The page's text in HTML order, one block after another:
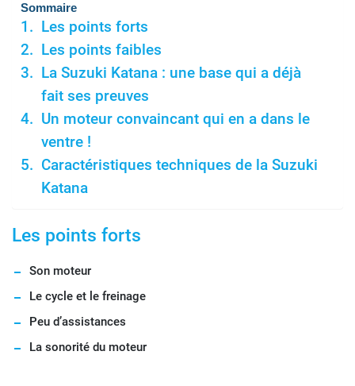
Sommaire
Les points forts
Les points faibles
La Suzuki Katana : une base qui a déjà
fait ses preuves
Un moteur convaincant qui en a dans le
ventre !
Caractéristiques techniques de la Suzuki
Katana
Les points forts
Son moteur
Le cycle et le freinage
Peu d’assistances
La sonorité du moteur